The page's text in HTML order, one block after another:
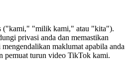
("kami," "milik kami," atau "kita").
privasi anda dan memastikan
maklumat apabila anda
pemuat turun video TikTok kami.